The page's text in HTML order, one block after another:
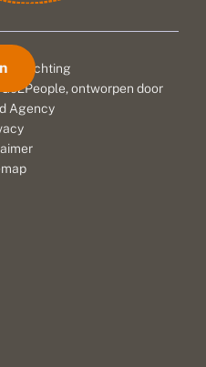
Go2People, ontworpen door
Agency